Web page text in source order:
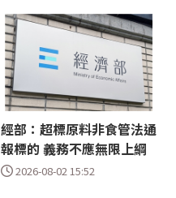
經部：超標原料非食管法通
報標的 義務不應無限上綱
2026-08-02 15:52